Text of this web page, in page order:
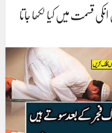
قسمت میں کیا لکھا جاتا